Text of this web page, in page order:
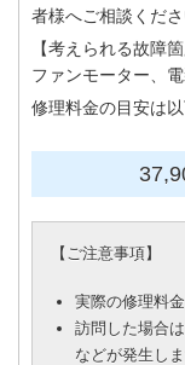
者様へご相談くださ
【考えられる故障箇
ファンモーター、
修理料金の目安は以
【 ご注意事項】
実際の修理料
訪問した場合
などが発生しま